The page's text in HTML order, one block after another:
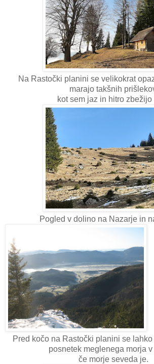
Na Rastočki planini se velikokrat
marajo takšnih
kot sem jaz in hitro zbežijo
Pogled v dolino na Nazarje in
Pred kočo na Rastočki planini se
posnetek meglenega morja
če morje seveda je.